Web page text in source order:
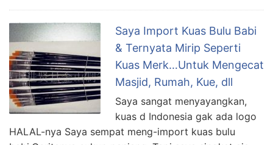
Saya Import Kuas Bulu Babi
& Ternyata Mirip Seperti
Kuas Merk…Untuk Mengecat
Masjid, Rumah, Kue, dll
Saya sangat menyayangkan,
kuas d Indonesia gak ada logo
HALAL-nya Saya sempat meng-import kuas bulu